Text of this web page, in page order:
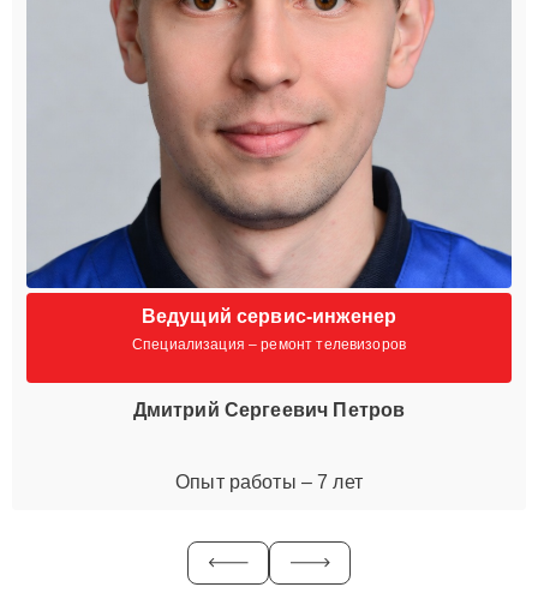
Ведущий сервис-инженер
Специализация – ремонт телевизоров
Дмитрий Сергеевич Петров
Опыт работы – 7 лет